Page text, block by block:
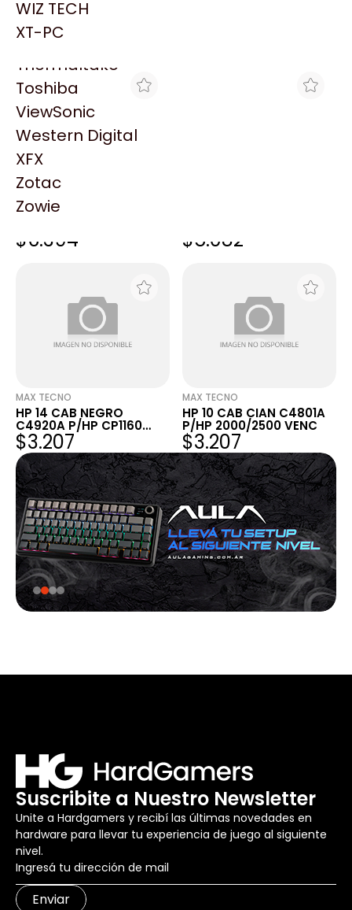
Sentey
Solarmax
Thermaltake
Toshiba
ViewSonic
Western Digital
XFX
Zotac
Zowie
WIZ TECH
XT-PC
HP 91 CAB NEGRO FOTO
P/Z6100
$4.874
HP 91 NEGRO FOTO
$6.394 $5.082
MAX TECNO
HP 14 CAB NEGRO
C4920A P/HP CP1160
VENCIDO
$3.207
MAX TECNO
HP 10 CAB CIAN C4801A
P/HP 2000/2500 VENC
$3.207
Suscribite a Nuestro Newsletter
Unite a Hardgamers y recibí las últimas novedades en
hardware para llevar tu experiencia de juego al siguiente
nivel.
Enviar